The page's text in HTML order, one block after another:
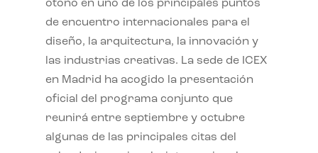
otoño en uno de los principales puntos
de encuentro internacionales para el
diseño, la arquitectura, la innovación y
las industrias creativas. La sede de ICEX
en Madrid ha acogido la presentación
oficial del programa conjunto que
reunirá entre septiembre y octubre
algunas de las principales citas del